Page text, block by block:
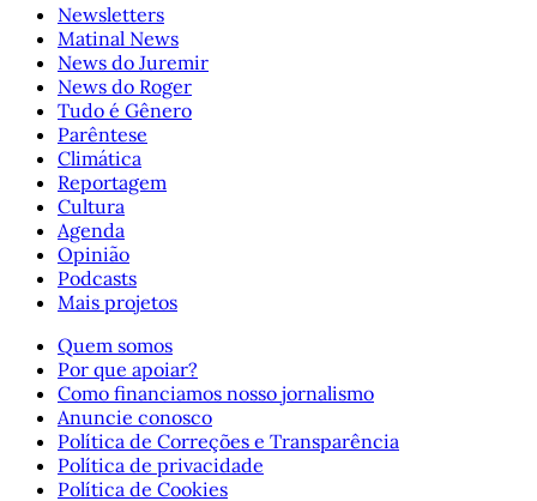
Newsletters
Matinal News
News do Juremir
News do Roger
Tudo é Gênero
Parêntese
Climática
Reportagem
Cultura
Agenda
Opinião
Podcasts
Mais projetos
Quem somos
Por que apoiar?
Como financiamos nosso jornalismo
Anuncie conosco
Política de Correções e Transparência
Política de privacidade
Política de Cookies